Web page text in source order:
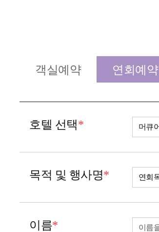
객실예약 연회예약
호텔 선택*
목적 및 행사명*
이름*